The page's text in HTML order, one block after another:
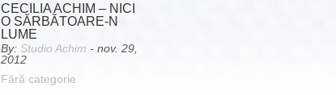
CECILIA ACHIM – NICI
O SĂRBĂTOARE-N
LUME
By: Studio Achim - nov. 29,
2012
Fără categorie